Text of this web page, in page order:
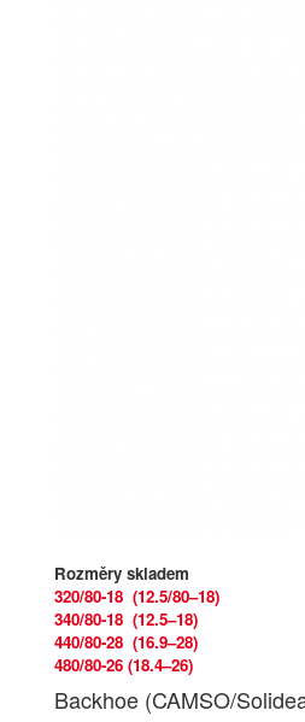
Rozměry skladem
320/80-18 (12.5/80–18)
340/80-18 (12.5–18)
440/80-28 (16.9–28)
480/80-26 (18.4–26)
Backhoe (CAMSO/